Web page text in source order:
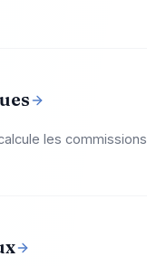
les commissions,